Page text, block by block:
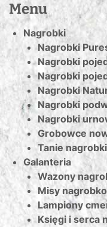
Menu
Nagrobki
Nagrobki
Nagrobki
Nagrobki
Nagrobki
Nagrobki
Nagrobki
Grobowce
Tanie nagrobki
Galanteria
Wazony
Misy
Lampiony
Księgi i serca